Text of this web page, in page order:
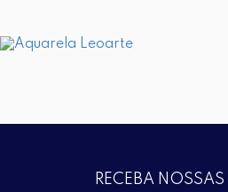
RECEBA NOSSAS